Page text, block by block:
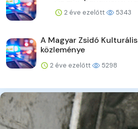
2 éve ezelőtt 5343
A Magyar Zsidó
közleménye
2 éve ezelőtt 5298